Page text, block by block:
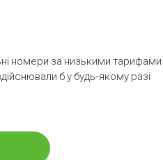
номери за низькими
б у будь-якому разі